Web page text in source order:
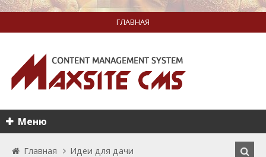
ГЛАВНАЯ
Меню
Главная Идеи для дачи